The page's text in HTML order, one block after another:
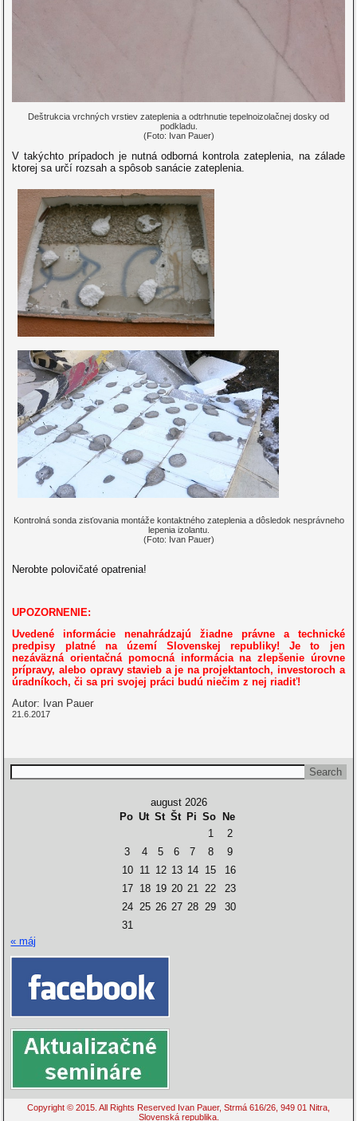
Deštrukcia vrchných vrstiev zateplenia a odtrhnutie tepelnoizolačnej dosky od
podkladu.
(Foto: Ivan Pauer)
V takýchto prípadoch je nutná odborná kontrola zateplenia, na zálade
ktorej sa určí rozsah a spôsob sanácie zateplenia.
Kontrolná sonda zisťovania montáže kontaktného zateplenia a dôsledok nesprávneho
lepenia izolantu.
(Foto: Ivan Pauer)
Nerobte polovičaté opatrenia!
UPOZORNENIE:
Uvedené informácie nenahrádzajú žiadne právne a technické
predpisy platné na území Slovenskej republiky! Je to jen
nezáväzná orientačná pomocná informácia na zlepšenie úrovne
prípravy, alebo opravy stavieb a je na projektantoch, investoroch a
úradníkoch, či sa pri svojej práci budú niečim z nej riadiť!
Autor: Ivan Pauer
21.6.2017
august 2026
Po Ut St Št Pi So Ne
1
2
3
4 5 6 7 8
9
10
11 12 13 14 15
16
17
18 19 20 21 22
23
24
25 26 27 28 29
30
31
« máj
Copyright © 2015. All Rights Reserved Ivan Pauer, Strmá 616/26, 949 01 Nitra,
Slovenská republika.